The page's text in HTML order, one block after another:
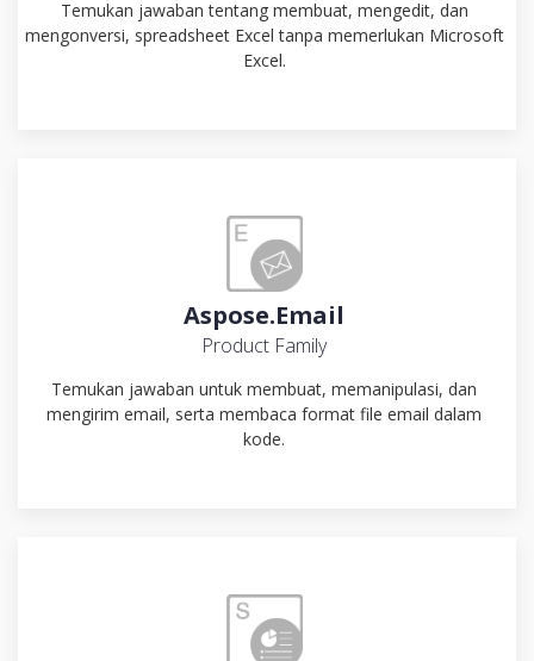
Temukan jawaban tentang membuat, mengedit, dan
mengonversi, spreadsheet Excel tanpa memerlukan Microsoft
Excel.
Aspose.Email
Product Family
Temukan jawaban untuk membuat, memanipulasi, dan
mengirim email, serta membaca format file email dalam
kode.